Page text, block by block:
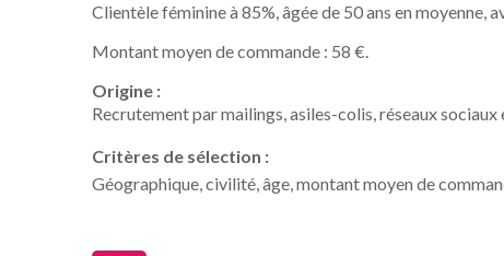
Clientèle féminine à 85%, âgée de 50 ans en moyenne,
Montant moyen de commande : 58 €.
Origine :
Recrutement par mailings, asiles-colis, réseaux
Critères de sélection :
Géographique, civilité, âge, montant moyen de